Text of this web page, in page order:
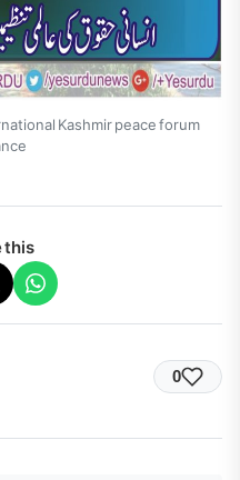
Kashmir peace forum
0